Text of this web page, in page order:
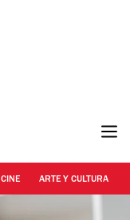
CINE ARTE Y CULTURA